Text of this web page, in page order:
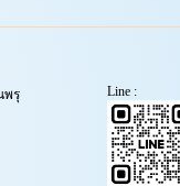
พรุ
Line :